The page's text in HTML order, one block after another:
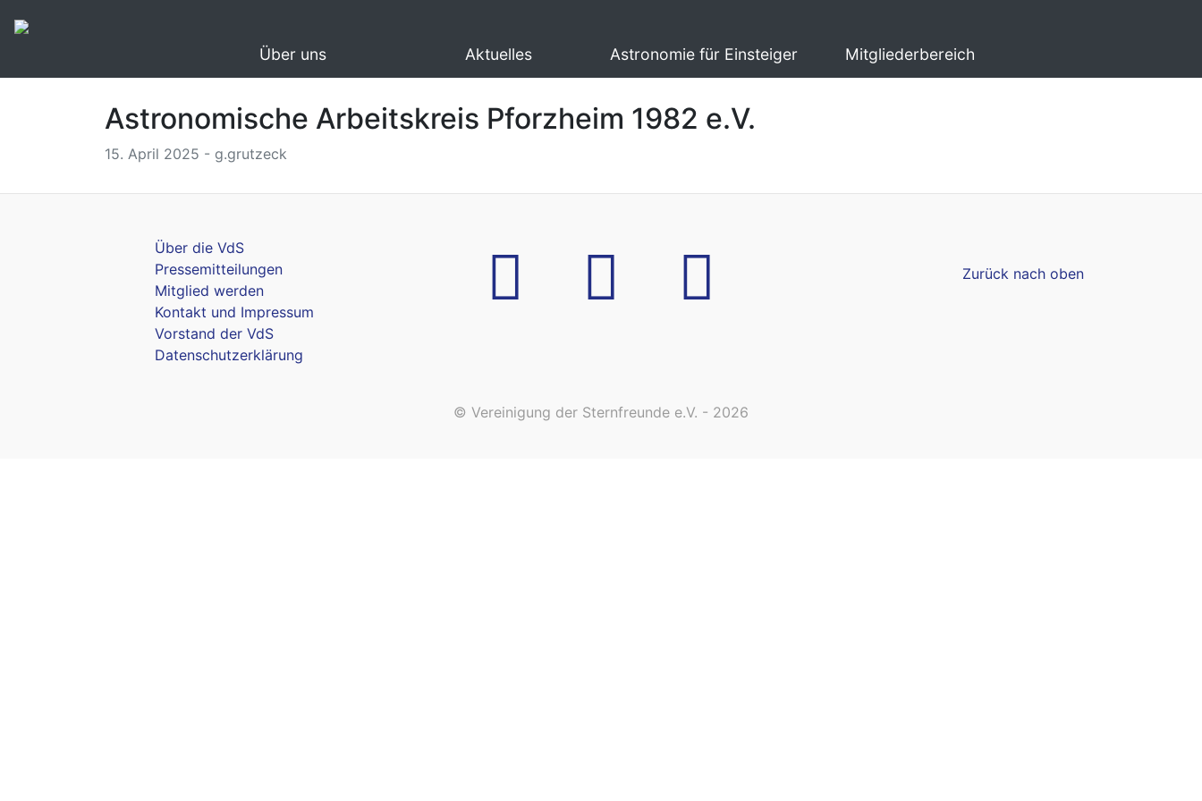
Über uns Aktuelles Astronomie für Einsteiger Mitgliederbereich
Astronomische Arbeitskreis Pforzheim 1982 e.V.
15. April 2025 - g.grutzeck
Über die VdS
Pressemitteilungen
Mitglied werden
Kontakt und Impressum
Vorstand der VdS
Datenschutzerklärung
Zurück nach oben
© Vereinigung der Sternfreunde e.V. - 2026